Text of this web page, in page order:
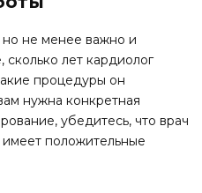
не менее важно и
сколько лет кардиолог
процедуры он
нужна конкретная
убедитесь, что врач
положительные